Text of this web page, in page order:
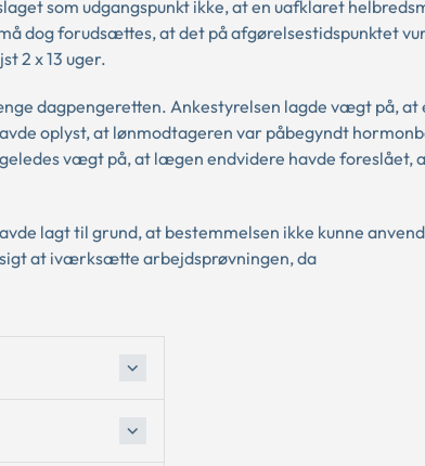
som udgangspunkt ikke, at en uafklaret
dog forudsættes, at det på afgørelsestidspunktet
2 x 13 uger.
dagpengeretten. Ankestyrelsen lagde vægt på,
oplyst, at lønmodtageren var påbegyndt
vægt på, at lægen endvidere havde foreslået,
lagt til grund, at bestemmelsen ikke kunne
at iværksætte arbejdsprøvningen, da